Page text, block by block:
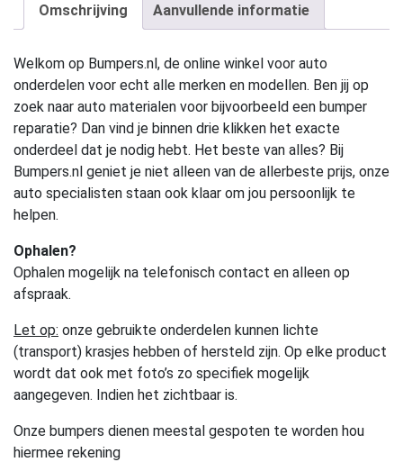
Omschrijving Aanvullende informatie
Welkom op Bumpers.nl, de online winkel voor auto
onderdelen voor echt alle merken en modellen. Ben jij op
zoek naar auto materialen voor bijvoorbeeld een bumper
reparatie? Dan vind je binnen drie klikken het exacte
onderdeel dat je nodig hebt. Het beste van alles? Bij
Bumpers.nl geniet je niet alleen van de allerbeste prijs, onze
auto specialisten staan ook klaar om jou persoonlijk te
helpen.
Ophalen?
Ophalen mogelijk na telefonisch contact en alleen op
afspraak.
Let op: onze gebruikte onderdelen kunnen lichte
(transport) krasjes hebben of hersteld zijn. Op elke product
wordt dat ook met foto’s zo specifiek mogelijk
aangegeven. Indien het zichtbaar is.
Onze bumpers dienen meestal gespoten te worden hou
hiermee rekening